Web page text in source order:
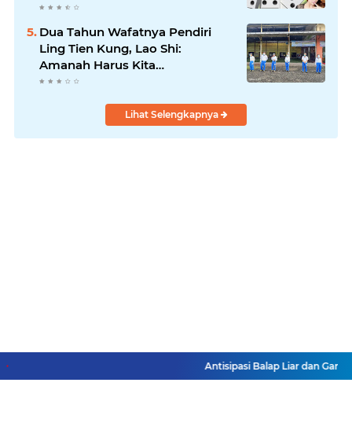
Dua Tahun Wafatnya Pendiri
Ling Tien Kung, Lao Shi:
Amanah Harus Kita
Laksanakan!
Lihat Selengkapnya
Antisipasi Balap Liar dan